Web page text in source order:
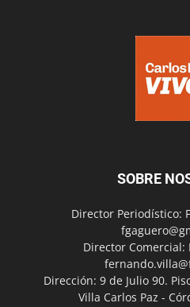
SOBRE
Director Periodístico:
Director Comercial:
Dirección: 9 de Julio 90.
Villa Carlos Paz -